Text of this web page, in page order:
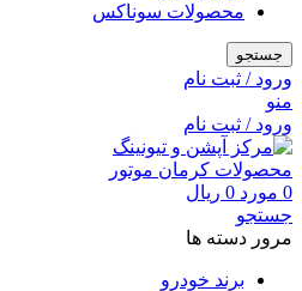
محصولات سوناکس
جستجو
ورود / ثبت نام
منو
ورود / ثبت نام
0 مورد 0 ریال
جستجو
مرور دسته ها
برند خودرو